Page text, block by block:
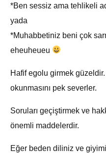
*Ben sessiz ama tehlikeli
yada
*Muhabbetiniz beni çok
eheuheueu
Hafif egolu girmek
okunmasını pek severler.
Soruları geçiştirmek ve
önemli maddelerdir.
Eğer beden diliniz ve